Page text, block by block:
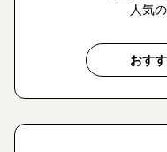
人気
おす